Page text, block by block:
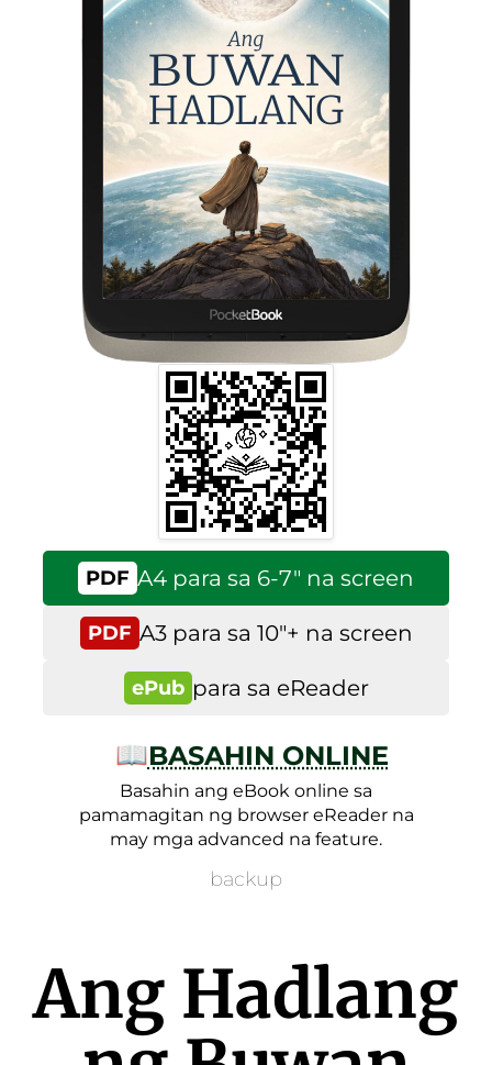
PDF A4 para sa 6-7″ na screen
PDF A3 para sa 10″+ na screen
ePub para sa eReader
📖BASAHIN ONLINE
Basahin ang eBook online sa
pamamagitan ng browser eReader na
may mga advanced na feature.
backup
Ang Hadlang